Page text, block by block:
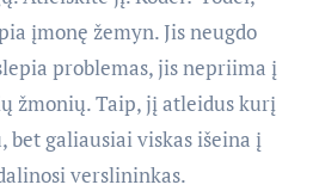
įmonę žemyn. Jis neugdo
problemas, jis nepriima į
žmonių. Taip, jį atleidus kurį
bet galiausiai viskas išeina į
verslininkas.